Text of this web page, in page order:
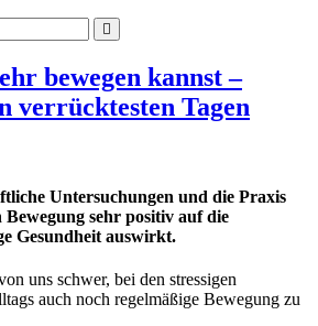
bewegen kannst –
verrücktesten Tagen
Untersuchungen und die Praxis
Bewegung sehr positiv auf die
Gesundheit auswirkt.
uns schwer, bei den stressigen
auch noch regelmäßige Bewegung zu